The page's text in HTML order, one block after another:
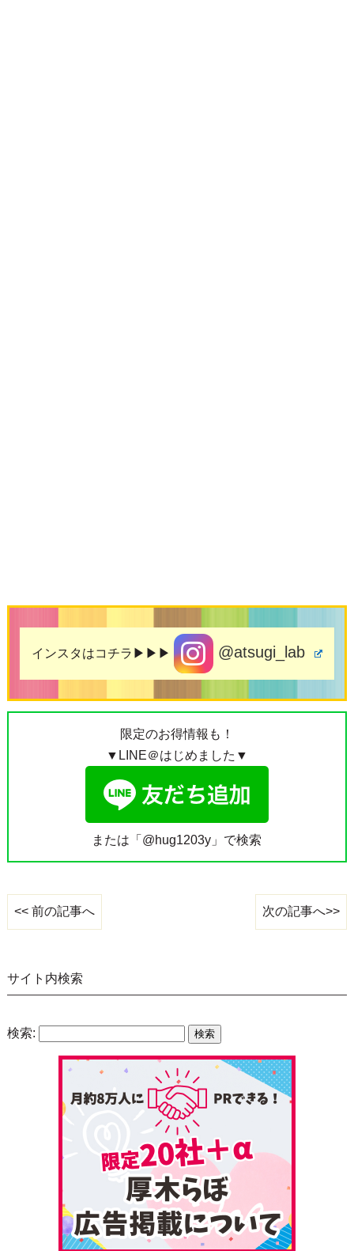
インスタはコチラ▶▶▶ @atsugi_lab
限定のお得情報も！
▼LINE＠はじめました▼
または「@hug1203y」で検索
<< 前の記事へ 次の記事へ>>
サイト内検索
検索: